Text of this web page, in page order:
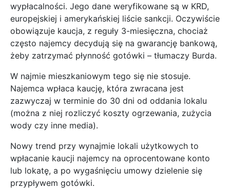
wypłacalności. Jego dane weryfikowane są w KRD,
europejskiej i amerykańskiej liście sankcji. Oczywiście
obowiązuje kaucja, z reguły 3-miesięczna, chociaż
często najemcy decydują się na gwarancję bankową,
żeby zatrzymać płynność gotówki – tłumaczy Burda.
W najmie mieszkaniowym tego się nie stosuje.
Najemca wpłaca kaucję, która zwracana jest
zazwyczaj w terminie do 30 dni od oddania lokalu
(można z niej rozliczyć koszty ogrzewania, zużycia
wody czy inne media).
Nowy trend przy wynajmie lokali użytkowych to
wpłacanie kaucji najemcy na oprocentowane konto
lub lokatę, a po wygaśnięciu umowy dzielenie się
przypływem gotówki.